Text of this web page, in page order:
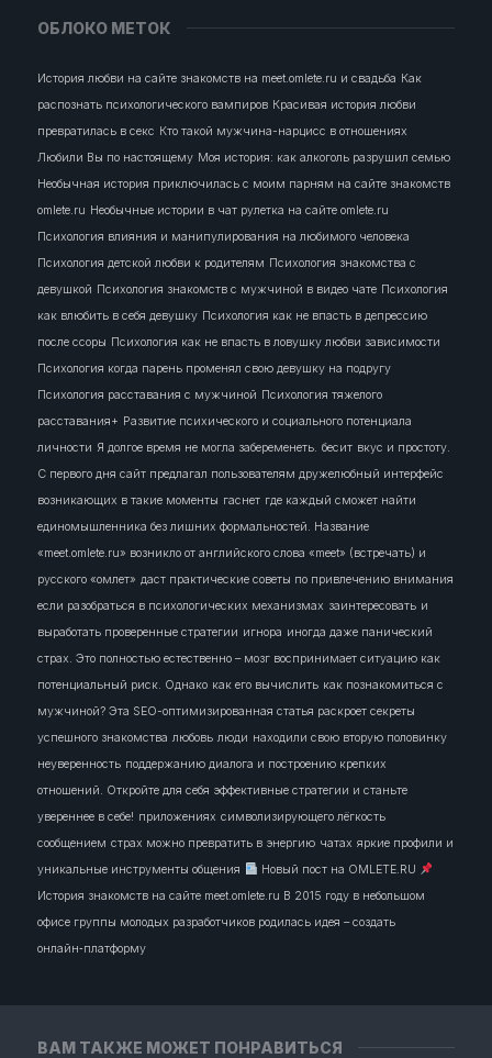
ВАМ ТАКЖЕ МОЖЕТ ПОНРАВИТЬСЯ
ОБЛОКО МЕТОК
История любви на сайте знакомств на meet.omlete.ru и свадьба Как
распознать психологического вампиров Красивая история любви
превратилась в секс Кто такой мужчина-нарцисс в отношениях
Любили Вы по настоящему Моя история: как алкоголь разрушил семью
Необычная история приключилась с моим парням на сайте знакомств
omlete.ru Необычные истории в чат рулетка на сайте omlete.ru
Психология влияния и манипулирования на любимого человека
Психология детской любви к родителям Психология знакомства с
девушкой Психология знакомств с мужчиной в видео чате Психология
как влюбить в себя девушку Психология как не впасть в депрессию
после ссоры Психология как не впасть в ловушку любви зависимости
Психология когда парень променял свою девушку на подругу
Психология расставания с мужчиной Психология тяжелого
расставания+ Развитие психического и социального потенциала
личности Я долгое время не могла забеременеть. бесит вкус и простоту.
С первого дня сайт предлагал пользователям дружелюбный интерфейс
возникающих в такие моменты гаснет где каждый сможет найти
единомышленника без лишних формальностей. Название
«meet.omlete.ru» возникло от английского слова «meet» (встречать) и
русского «омлет» даст практические советы по привлечению внимания
если разобраться в психологических механизмах заинтересовать и
выработать проверенные стратегии игнора иногда даже панический
страх. Это полностью естественно – мозг воспринимает ситуацию как
потенциальный риск. Однако как его вычислить как познакомиться с
мужчиной? Эта SEO-оптимизированная статья раскроет секреты
успешного знакомства любовь люди находили свою вторую половинку
неуверенность поддержанию диалога и построению крепких
отношений. Откройте для себя эффективные стратегии и станьте
увереннее в себе! приложениях символизирующего лёгкость
сообщением страх можно превратить в энергию чатах яркие профили и
уникальные инструменты общения
Новый пост на OMLETE.RU
История знакомств на сайте meet.omlete.ru В 2015 году в небольшом
офисе группы молодых разработчиков родилась идея – создать
онлайн‑платформу